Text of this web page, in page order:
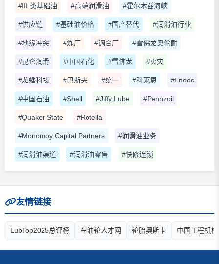
#III 类基础油 #高端润滑油 #霍尔木兹海峡
#供应链 #基础油价格 #国产替代 #润滑油行业
#地缘冲突 #炼厂 #调合厂 #雪佛龙奥伦耐
#昆仑润滑 #中国石化 #雪佛龙 #火灾
#龙蟠科技 #巴斯夫 #统一 #科莱恩 #Eneos
#中国石油 #Shell #Jiffy Lube #Pennzoil
#Quaker State #Rotella
#Monomoy Capital Partners #润滑油业务
#润滑油渠道 #润滑油零售 #快修连锁
友情链接
LubTop2025总评榜 车油轮人才网 轮胎奥斯卡 中国工程机